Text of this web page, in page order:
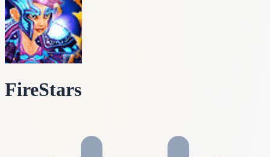
FireStars